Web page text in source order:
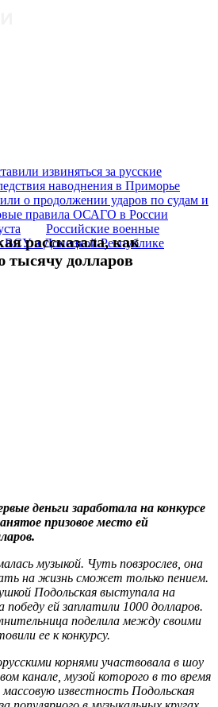
извиняться за русские
наводнения в Приморье
о продолжении ударов по судам и
правила ОСАГО в России
Российские военные
ВСУ в Донецкой Республике
рассказала, как
тысячу долларов
деньги заработала на конкурсе
призовое место ей
музыкой. Чуть повзрослев, она
на жизнь сможет только пением.
Подольская выступала на
победу ей заплатили 1000 долларов.
поделила между своими
ее к конкурсу.
корнями участвовала в шоу
канале, музой которого в то время
известность Подольская